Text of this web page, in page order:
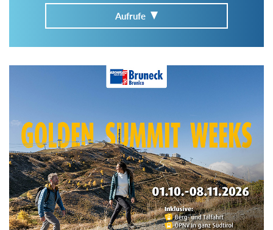
Aufrufe
Im Tourenarchiv suchen
Region:
Gebirge: